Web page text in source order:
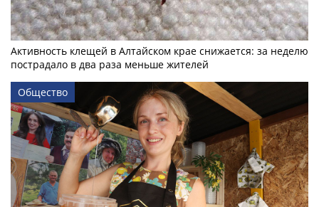
Активность клещей в Алтайском крае снижается: за неделю
пострадало в два раза меньше жителей
Общество